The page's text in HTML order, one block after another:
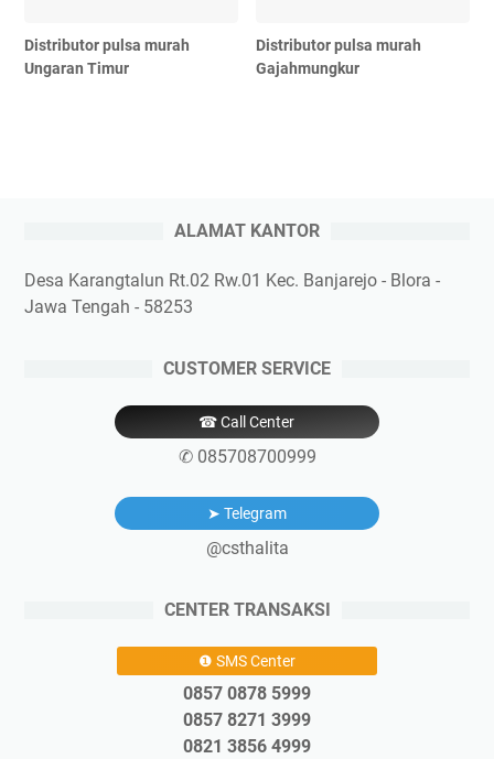
Distributor pulsa murah
Ungaran Timur
Distributor pulsa murah
Gajahmungkur
ALAMAT KANTOR
Desa Karangtalun Rt.02 Rw.01 Kec. Banjarejo - Blora -
Jawa Tengah - 58253
CUSTOMER SERVICE
☎ Call Center
✆ 085708700999
➤ Telegram
@csthalita
CENTER TRANSAKSI
❶ SMS Center
0857 0878 5999
0857 8271 3999
0821 3856 4999